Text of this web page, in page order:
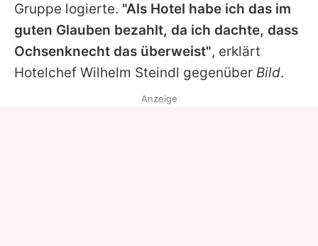
Gruppe logierte. "Als Hotel habe ich das im
guten Glauben bezahlt, da ich dachte, dass
Ochsenknecht das überweist", erklärt
Hotelchef Wilhelm Steindl gegenüber Bild.
Anzeige